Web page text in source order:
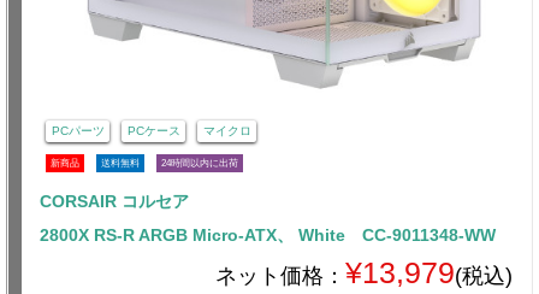
PCパーツ PCケース マイクロ
新商品 送料無料 24時間以内に出荷
CORSAIR コルセア
2800X RS-R ARGB Micro-ATX、 White CC-9011348-WW
ネット価格： ¥13,979(税込)